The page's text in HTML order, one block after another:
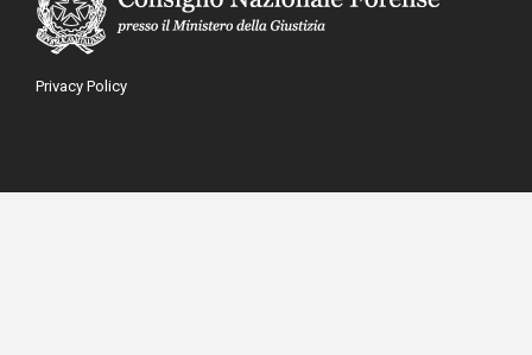
Privacy Policy